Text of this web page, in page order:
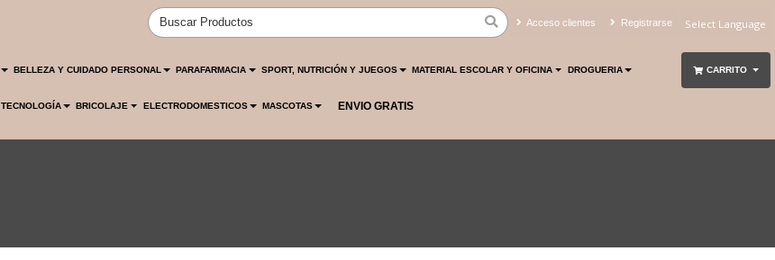
Acceso clientes Registrarse
Translate
BELLEZA Y CUIDADO PERSONAL PARAFARMACIA SPORT, NUTRICIÓN Y JUEGOS MATERIAL ESCOLAR Y OFICINA DROGUERIA
TECNOLOGÍA BRICOLAJE ELECTRODOMESTICOS MASCOTAS ENVIO GRATIS
CARRITO